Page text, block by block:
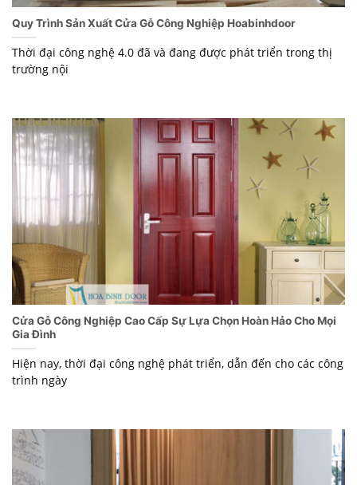
Quy Trình Sản Xuất Cửa Gỗ Công Nghiệp Hoabinhdoor
Thời đại công nghệ 4.0 đã và đang được phát triển trong thị
trường nội
Cửa Gỗ Công Nghiệp Cao Cấp Sự Lựa Chọn Hoàn Hảo Cho Mọi
Gia Đình
Hiện nay, thời đại công nghệ phát triển, dẫn đến cho các công
trình ngày